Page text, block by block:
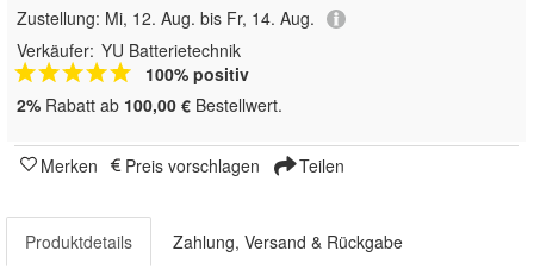
Zustellung: Mi, 12. Aug. bis Fr, 14. Aug.
Verkäufer: YU Batterietechnik
100% positiv
2% Rabatt ab 100,00 € Bestellwert.
Merken Preis vorschlagen Teilen
Produktdetails Zahlung, Versand & Rückgabe